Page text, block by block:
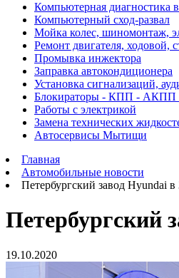
Компьютерная диагностика
Компьютерный сход-развал
Мойка колес, шиномонтаж,
Ремонт двигателя, ходовой,
Промывка инжектора
Заправка автокондиционера
Установка сигнализаций,
Блокираторы - КПП - АКПП -
Работы с электрикой
Замена технических
Автосервисы Мытищи
Главная
Автомобильные новости
Петербургский завод Hyundai
Петербургский
19.10.2020